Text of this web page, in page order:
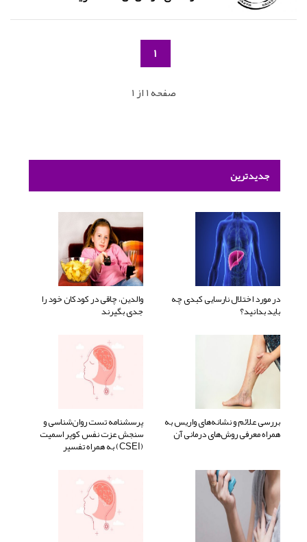
1
صفحه 1 از 1
جدیدترین
در مورد اختلال نارسایی کبدی چه
باید بدانید؟
والدین، چاقی در کودکان خود را
جدی بگیرند
بررسی علائم و نشانه‌های واریس به
همراه معرفی روش‌های درمانی آن
پرسشنامه تست روان‌شناسی و
سنجش عزت نفس کوپر اسمیت
(CSEI) به همراه تفسیر